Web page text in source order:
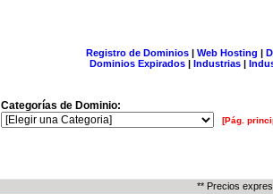
Registro de Dominios| Web Hosting |
Dominios Expirados | Industrias |
Categorías de Dominio:
[Pág.
** Precios